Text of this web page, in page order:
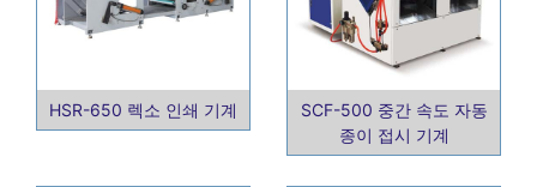
HSR-650 렉소 인쇄 기계
SCF-500 중간 속도 자동
종이 접시 기계